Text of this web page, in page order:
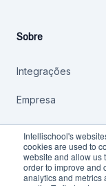
Intellischool's
cookies are used to
website and allow us
order to improve and
analytics and metrics
Sobre
Integrações
Empresa